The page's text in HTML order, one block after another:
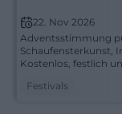
22. Nov 2026
Adventsstimmung
Schaufensterkunst,
Kostenlos, festlich
Festivals